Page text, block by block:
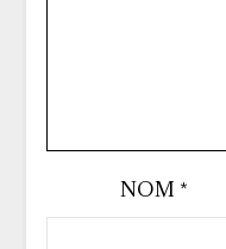
NOM *